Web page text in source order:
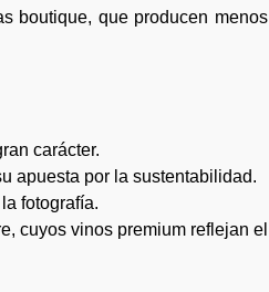
boutique, que producen menos
carácter.
apuesta por la sustentabilidad.
fotografía.
cuyos vinos premium reflejan el